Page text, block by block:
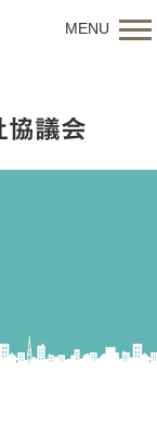
MENU